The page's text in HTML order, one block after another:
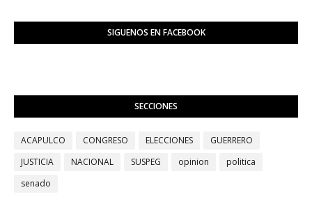
SIGUENOS EN FACEBOOK
SECCIONES
ACAPULCO CONGRESO ELECCIONES
GUERRERO
JUSTICIA
NACIONAL SUSPEG opinion
politica
senado